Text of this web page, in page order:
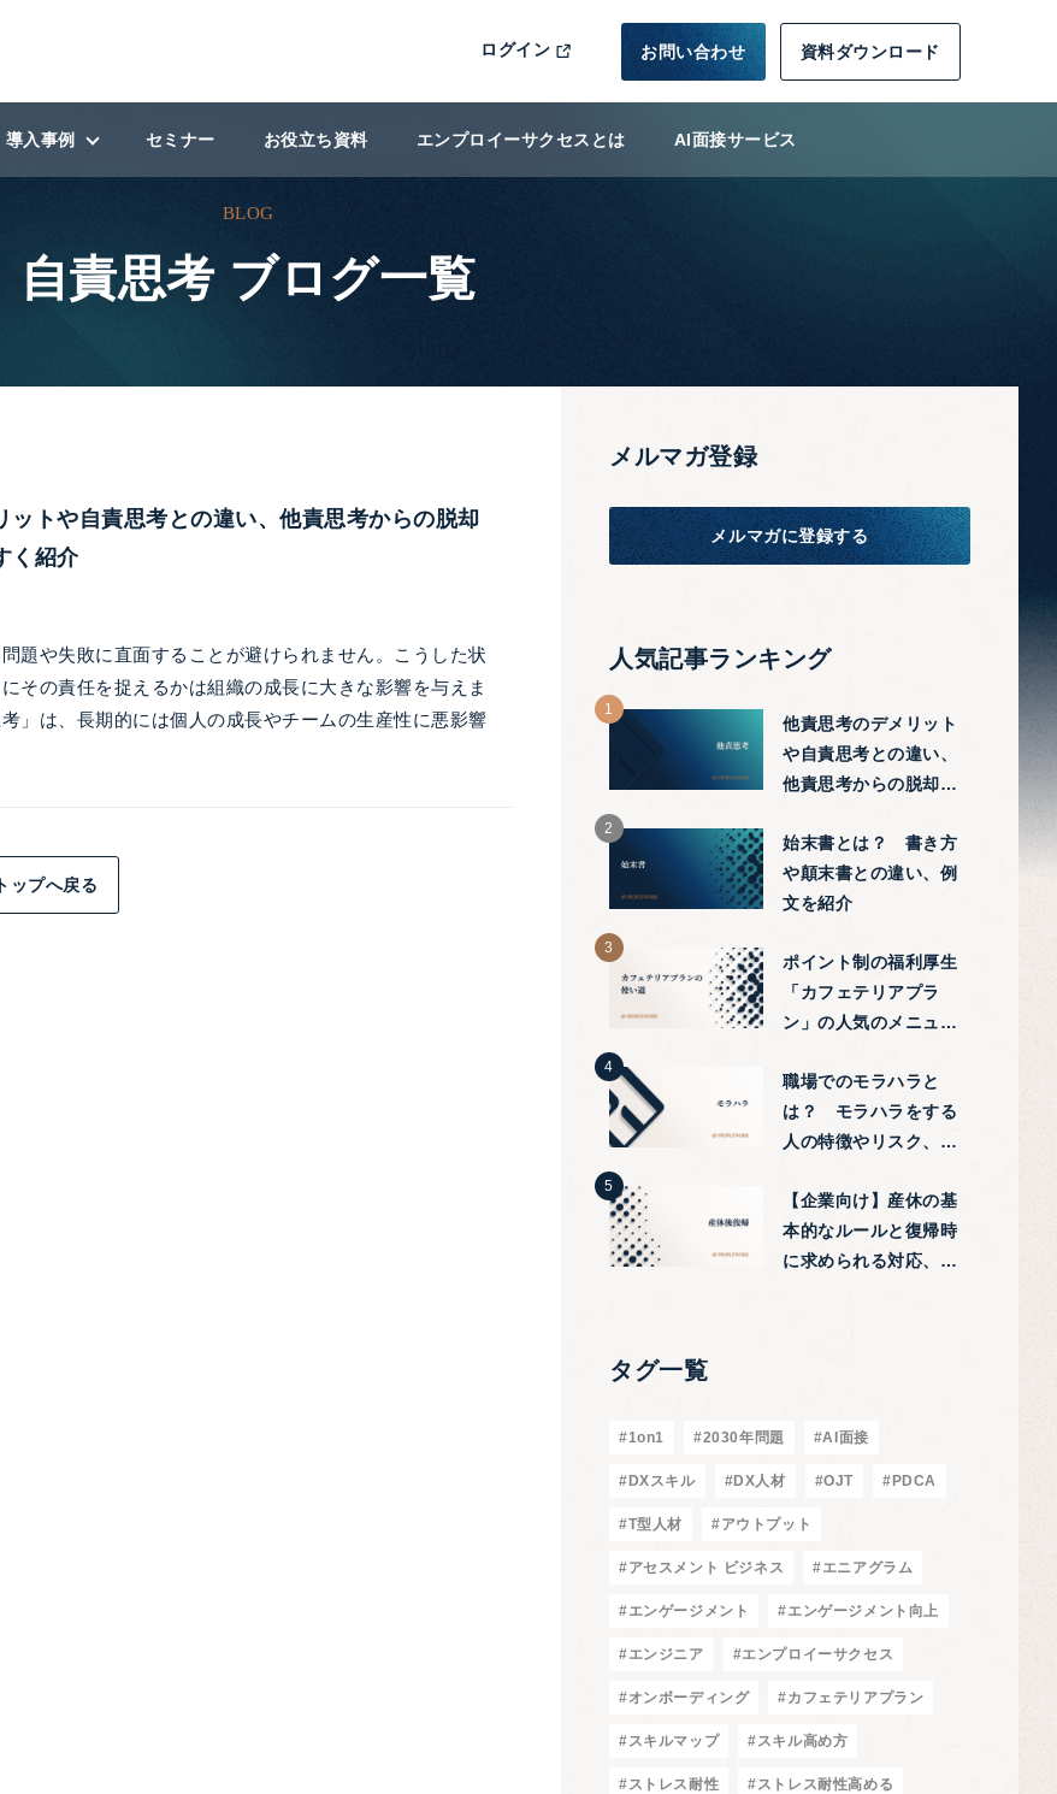
ログイン お問い合わせ 資料ダウンロード
グ
導入事例
導入企業
セミナー お役立ち資料 エンプロイーサクセスとは AI面接サービス
BLOG
自責思考 ブログ一覧
ットや自責思考との違い、他責思考からの脱却
く紹介
題や失敗に直面することが避けられません。こうした状
その責任を捉えるかは組織の成長に大きな影響を与えま
」は、長期的には個人の成長やチームの生産性に悪影響
ップへ戻る
メルマガ登録
メルマガに登録する
人気記事ランキング
他責思考のデメリット
や自責思考との違い、
他責思考からの脱却方
始末書とは？ 書き方
や顛末書との違い、例
文を紹介
ポイント制の福利厚生
「カフェテリアプラ
ン」の人気のメニュー
職場でのモラハラと
は？ モラハラをする
人の特徴やリスク、対
紹介
【企業向け】産休の基
本的なルールと復帰時
に求められる対応、注
タグ一覧
#1on1 #2030年問題 #AI面接
#DXスキル #DX人材 #OJT #PDCA
#T型人材 #アウトプット
#アセスメント ビジネス #エニアグラム
#エンゲージメント #エンゲージメント向上
#エンジニア #エンプロイーサクセス
#オンボーディング #カフェテリアプラン
#スキルマップ #スキル高め方
#ストレス耐性 #ストレス耐性高める